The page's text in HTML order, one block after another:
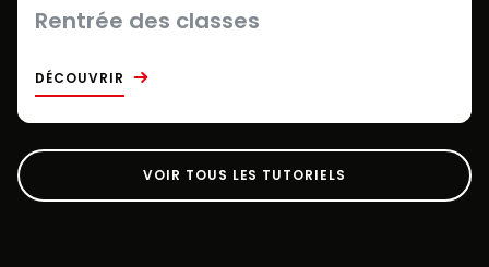
Rentrée des classes
DÉCOUVRIR
VOIR TOUS LES TUTORIELS